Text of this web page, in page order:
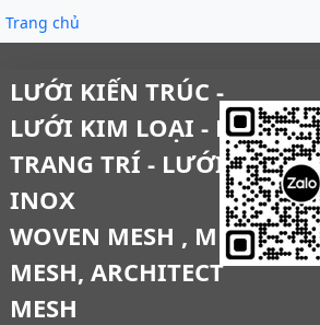
Trang chủ
LƯỚI KIẾN TRÚC -
LƯỚI KIM LOẠI - LƯỚI
TRANG TRÍ - LƯỚI
INOX
WOVEN MESH , METAL
MESH, ARCHITECT
MESH